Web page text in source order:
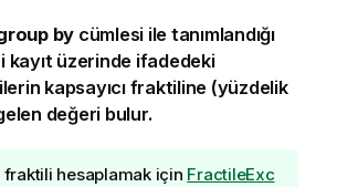
by cümlesi ile tanımlandığı
kayıt üzerinde ifadedeki
kapsayıcı fraktiline (yüzdelik
değeri bulur.
fraktili hesaplamak için FractileExc